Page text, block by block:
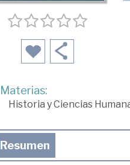
Materias:
Historia y Ciencias
Resumen